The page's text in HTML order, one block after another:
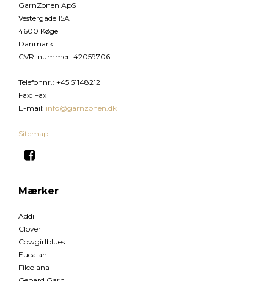
GarnZonen ApS
Vestergade 15A
4600 Køge
Danmark
CVR-nummer: 42059706
Telefonnr.: +45 51148212
Fax: Fax
E-mail: info@garnzonen.dk
Sitemap
Mærker
Addi
Clover
Cowgirlblues
Eucalan
Filcolana